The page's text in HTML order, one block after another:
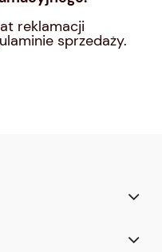
reklamacji
sprzedaży.